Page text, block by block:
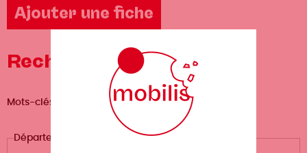
Ajouter une fiche
Recherche avancée
Mots-clés
Département